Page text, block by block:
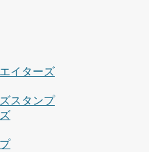
イターズ
スタンプ